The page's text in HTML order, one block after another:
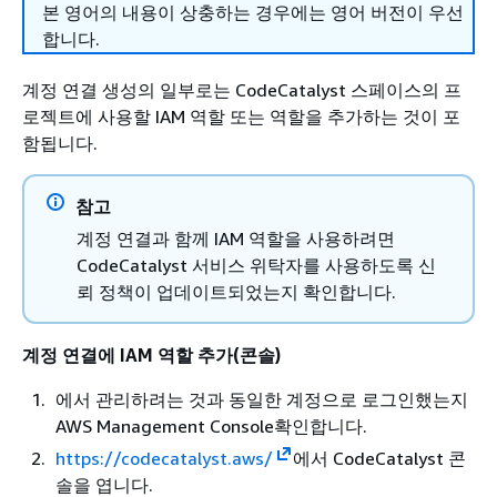
본 영어의 내용이 상충하는 경우에는 영어 버전이 우선
합니다.
계정 연결 생성의 일부로는 CodeCatalyst 스페이스의 프
로젝트에 사용할 IAM 역할 또는 역할을 추가하는 것이 포
함됩니다.
참고
계정 연결과 함께 IAM 역할을 사용하려면
CodeCatalyst 서비스 위탁자를 사용하도록 신
뢰 정책이 업데이트되었는지 확인합니다.
계정 연결에 IAM 역할 추가(콘솔)
에서 관리하려는 것과 동일한 계정으로 로그인했는지
AWS Management Console확인합니다.
https://codecatalyst.aws/
에서 CodeCatalyst 콘
솔을 엽니다.